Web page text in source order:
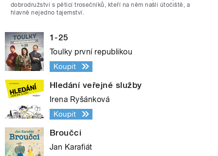
dobrodružství s pěticí trosečníků, kteří na něm našli útočiště, a
hlavně nejedno tajemství.
1-25
Toulky první republikou
Koupit
Hledání veřejné služby
Irena Ryšánková
Koupit
Broučci
Jan Karafiát